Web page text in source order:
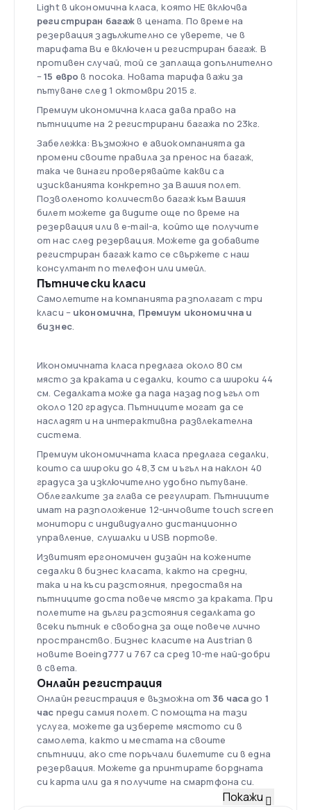
Light в икономична класа, която НЕ включва
регистриран багажв цената. По време на
резервация задължително се уверете, че в
тарифата Ви е включен и регистриран багаж. В
противен случай, той се заплаща допълнително
–15 евро в посока. Новата тарифа важи за
пътуване след 1 октомври 2015 г.
Премиум икономична класа дава право на
пътниците на 2 регистрирани багажа по 23кг.
Забележка: Възможно е авиокомпанията да
промени своите правила за пренос на багаж,
така че винаги проверявайте какви са
изискванията конкретно за Вашия полет.
Позволеното количество багаж към Вашия
билет можете да видите още по време на
резервация или в e-mail-а, който ще получите
от нас след резервация. Можете да добавите
регистриран багаж като се свържете с наш
консултант по телефон или имейл.
Пътнически класи
Самолетите на компанията разполагат с три
класи – икономична, Премиум икономична и
бизнес.
Икономичната класа предлага около 80 см
място за краката и седалки, които са широки 44
см. Седалката може да пада назад под ъгъл от
около 120 градуса. Пътниците могат да се
насладят и на интерактивна развлекателна
система.
Премиум икономичната класа предлага седалки,
които са широки до 48,3 см и ъгъл на наклон 40
градуса за изключително удобно пътуване.
Облегалките за глава се регулират. Пътниците
имат на разположение 12-инчовите touch screen
монитори с индивидуално дистанционно
управление, слушалки и USB портове.
Извитият ергономичен дизайн на кожените
седалки в бизнес класата, както на средни,
така и на къси разстояния, предоставя на
пътниците доста повече място за краката. При
полетите на дълги разстояния седалката до
всеки пътник е свободна за още повече лично
пространство. Бизнес класите на Austrian в
новите Boeing777 и 767 са сред 10-те най-добри
в света.
Онлайн регистрация
Онлайн регистрация е възможна от 36 часадо 1
час преди самия полет. С помощта на тази
услуга, можете да изберете мястото си в
самолета, както и местата на своите
спътници, ако сте поръчали билетите си в една
резервация. Можете да принтирате бордната
си карта или да я получите на смартфона си.
Покажи